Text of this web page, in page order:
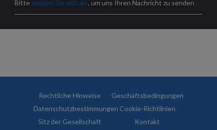
Bitte melden Sie sich an , um uns Ihren Nachricht zu senden
Rechtliche Hinweise
Geschäftsbedingungen
Datenschutzbestimmungen Cookie-Richtlinien
Sitz der Gesellschaft
Kontakt